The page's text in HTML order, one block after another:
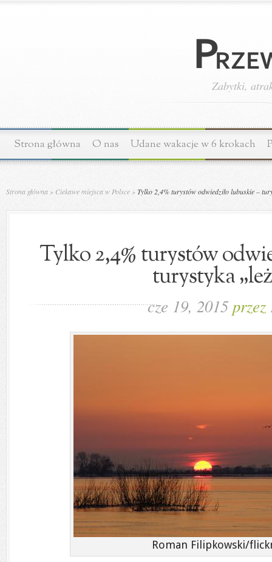
Zabytki,
Strona główna O nas Udane wakacje w 6 krokach
Strona główna » Ciekawe miejsca w Polsce »Tylko 2,4% turystów odwiedziło lubuskie –
Tylko 2,4% turystów
turystyka
cze 19, 2015 przez
Roman Filipkowski/